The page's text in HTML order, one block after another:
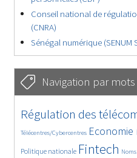
Conseil national de
(CNRA)
Sénégal numérique (SENUM
Navigation par
4602/5650
Régulation des
373/5650
Télécentres/Cybercentres
3668/5650
1843/5650
Politique nationale Fintech